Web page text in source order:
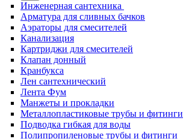
Инженерная сантехника
Арматура для сливных бачков
Аэраторы для смесителей
Канализация
Картриджи для смесителей
Клапан донный
Кранбукса
Лен сантехнический
Лента Фум
Манжеты и прокладки
Металлопластиковые трубы и фитинги
Подводка гибкая для воды
Полипропиленовые трубы и фитинги